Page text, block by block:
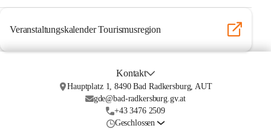
Veranstaltungskalender Tourismusregion
Kontakt
Hauptplatz 1, 8490 Bad Radkersburg, AUT
gde@bad-radkersburg.gv.at
+43 3476 2509
Geschlossen